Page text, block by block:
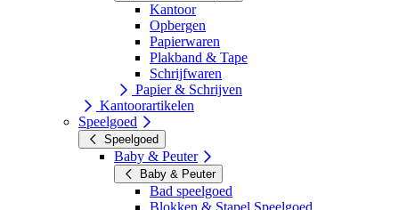
Kantoor
Opbergen
Papierwaren
Plakband & Tape
Schrijfwaren
Papier & Schrijven
Kantoorartikelen
Speelgoed
Speelgoed
Baby & Peuter
Baby & Peuter
Bad speelgoed
Blokken & Stapel Speelgoed